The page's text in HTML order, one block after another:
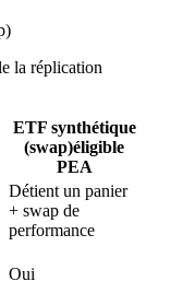
la réplication
ETF synthétique
(swap)éligible
PEA
Détient un panier
+ swap de
performance
Oui